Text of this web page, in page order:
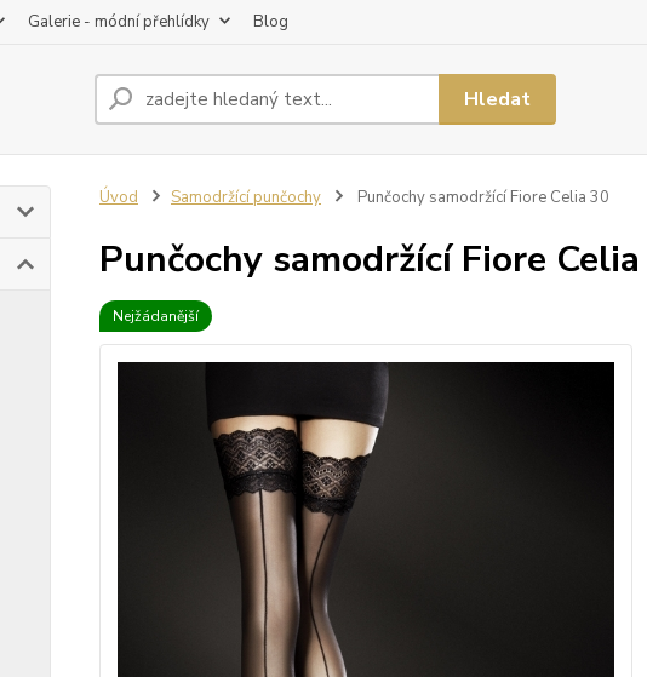
Galerie - módní přehlídky Blog
Hledat
Úvod Samodržící punčochy Punčochy samodržící Fiore Celia 30
Punčochy samodržící Fiore
Nejžádanější